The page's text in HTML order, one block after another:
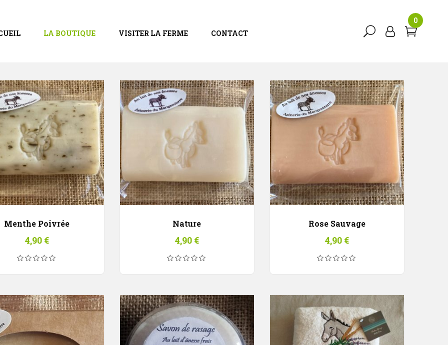
LA BOUTIQUE VISITER LA FERME CONTACT
0
Menthe Poivrée
4,90 €
Nature
4,90 €
Rose Sauvage
4,90 €